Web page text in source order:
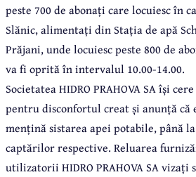
peste 700 de abonați care locuiesc în
Slănic, alimentați din Stația de apă
Prăjani, unde locuiesc peste 800 de
va fi oprită în intervalul 10.00-14.00.
Societatea HIDRO PRAHOVA SA își
pentru disconfortul creat și anunță că
mențină sistarea apei potabile, până
captărilor respective. Reluarea
utilizatorii HIDRO PRAHOVA SA vizați